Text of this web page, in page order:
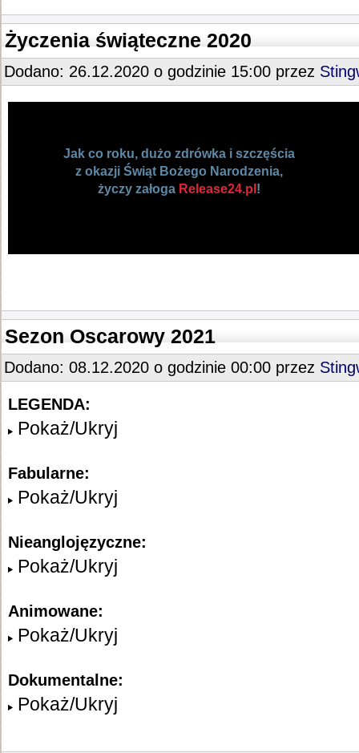
Życzenia świąteczne 2020
Dodano: 26.12.2020 o godzinie 15:00 przez
Jak co roku, dużo zdrówka i szczęścia
z okazji Świąt Bożego Narodzenia,
życzy załoga Release24.pl !
Sezon Oscarowy 2021
Dodano: 08.12.2020 o godzinie 00:00 przez
LEGENDA:
Pokaż/Ukryj
Fabularne:
Pokaż/Ukryj
Nieanglojęzyczne:
Pokaż/Ukryj
Animowane:
Pokaż/Ukryj
Dokumentalne:
Pokaż/Ukryj